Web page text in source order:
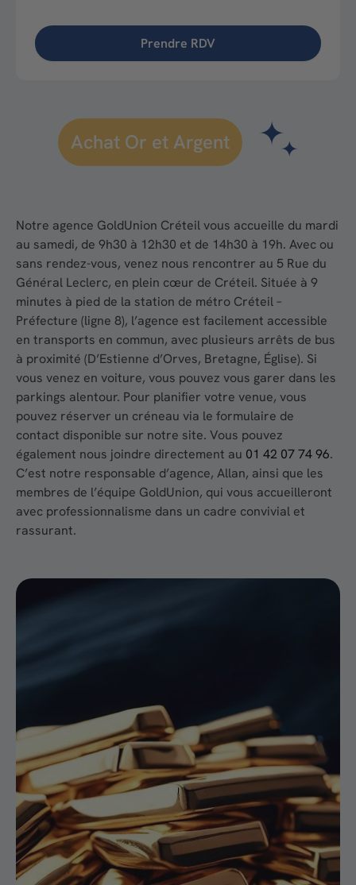
Achat Or et Argent
Notre agence GoldUnion Créteil vous accueille du mardi
au samedi, de 9h30 à 12h30 et de 14h30 à 19h. Avec ou
sans rendez-vous, venez nous rencontrer au 5 Rue du
Général Leclerc, en plein cœur de Créteil. Située à 9
minutes à pied de la station de métro Créteil –
Préfecture (ligne 8), l’agence est facilement accessible
en transports en commun, avec plusieurs arrêts de bus
à proximité (D’Estienne d’Orves, Bretagne, Église). Si
vous venez en voiture, vous pouvez vous garer dans les
parkings alentour. Pour planifier votre venue, vous
pouvez réserver un créneau via le formulaire de
contact disponible sur notre site. Vous pouvez
également nous joindre directement au 01 42 07 74 96.
C’est notre responsable d’agence, Allan, ainsi que les
membres de l’équipe GoldUnion, qui vous accueilleront
avec professionnalisme dans un cadre convivial et
rassurant.
Prendre RDV